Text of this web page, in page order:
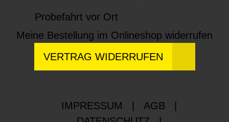
Probefahrt vor Ort
Meine Bestellung im Onlineshop widerrufen
VERTRAG WIDERRUFEN
IMPRESSUM AGB